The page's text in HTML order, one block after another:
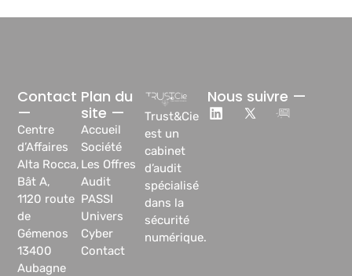
Trust&Cie
est un
cabinet
d’audit
spécialisé
dans la
sécurité
numérique.
Plan du
site —
Accueil
Société
Les Offres
Audit
PASSI
Univers
Cyber
Contact
Contact
—
Centre
d’Affaires
Alta Rocca,
Bât A,
1120 route
de
Gémenos
13400
Aubagne
Nous suivre —